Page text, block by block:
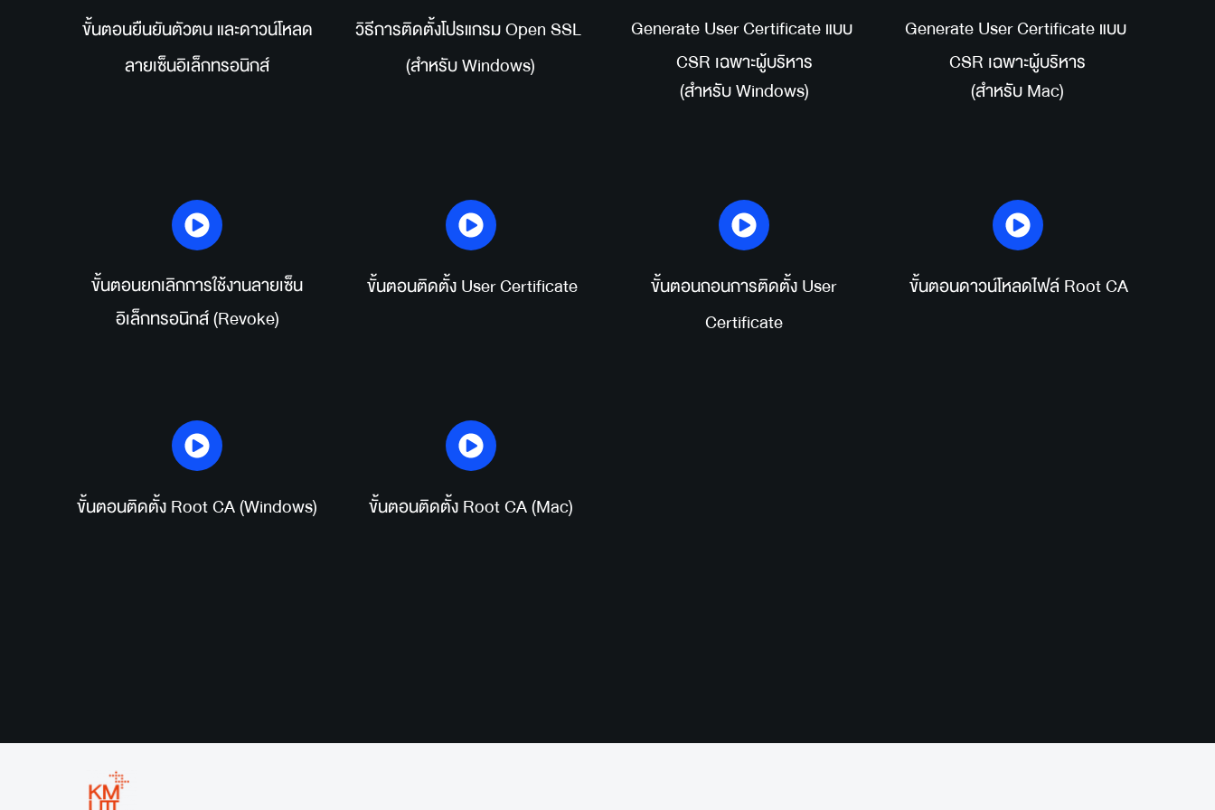
ขั้นตอนยืนยันตัวตน และดาวน์โหลด
ลายเซ็นอิเล็กทรอนิกส์
วิธีการติดตั้งโปรแกรม Open SSL
(สำหรับ Windows)
Generate User Certificate แบบ
CSR เฉพาะผู้บริหาร
(สำหรับ Windows)
Generate User Certificate แบบ
CSR เฉพาะผู้บริหาร
(สำหรับ Mac)
ขั้นตอนยกเลิกการใช้งานลายเซ็น
อิเล็กทรอนิกส์ (Revoke)
ขั้นตอนติดตั้ง User Certificate
ขั้นตอนถอนการติดตั้ง User
Certificate
ขั้นตอนดาวน์โหลดไฟล์ Root CA
ขั้นตอนติดตั้ง Root CA (Windows) ขั้นตอนติดตั้ง Root CA (Mac)